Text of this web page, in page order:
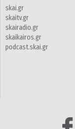
skai.gr
skaitv.gr
skairadio.gr
skaikairos.gr
podcast.skai.gr